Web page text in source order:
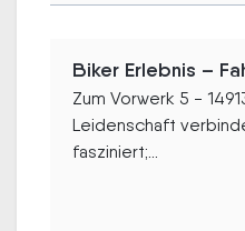
Biker Erlebnis –
Zum Vorwerk 5 -
Leidenschaft
fasziniert;...